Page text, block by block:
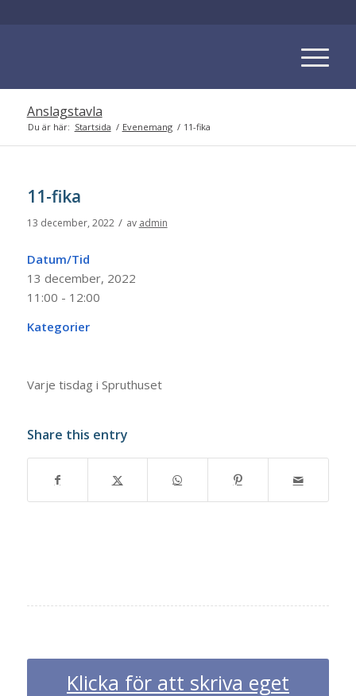
Anslagstavla
Du är här: Startsida / Evenemang / 11-fika
11-fika
13 december, 2022 / av admin
Datum/Tid
13 december, 2022
11:00 - 12:00
Kategorier
Varje tisdag i Spruthuset
Share this entry
Klicka för att skriva eget